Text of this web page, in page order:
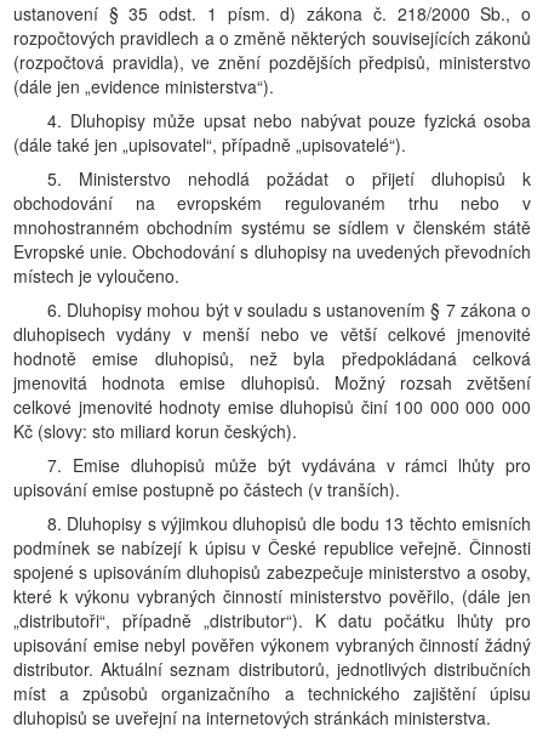
ustanovení § 35 odst. 1 písm. d) zákona č. 218/2000 Sb., o
rozpočtových pravidlech a o změně některých souvisejících zákonů
(rozpočtová pravidla), ve znění pozdějších předpisů, ministerstvo
(dále jen „evidence ministerstva“).
4. Dluhopisy může upsat nebo nabývat pouze fyzická osoba
(dále také jen „upisovatel“, případně „upisovatelé“).
5. Ministerstvo nehodlá požádat o přijetí dluhopisů k
obchodování na evropském regulovaném trhu nebo v
mnohostranném obchodním systému se sídlem v členském státě
Evropské unie. Obchodování s dluhopisy na uvedených převodních
místech je vyloučeno.
6. Dluhopisy mohou být v souladu s ustanovením § 7 zákona o
dluhopisech vydány v menší nebo ve větší celkové jmenovité
hodnotě emise dluhopisů, než byla předpokládaná celková
jmenovitá hodnota emise dluhopisů. Možný rozsah zvětšení
celkové jmenovité hodnoty emise dluhopisů činí 100 000 000 000
Kč (slovy: sto miliard korun českých).
7. Emise dluhopisů může být vydávána v rámci lhůty pro
upisování emise postupně po částech (v tranších).
8. Dluhopisy s výjimkou dluhopisů dle bodu 13 těchto emisních
podmínek se nabízejí k úpisu v České republice veřejně. Činnosti
spojené s upisováním dluhopisů zabezpečuje ministerstvo a osoby,
které k výkonu vybraných činností ministerstvo pověřilo, (dále jen
„distributoři“, případně „distributor“). K datu počátku lhůty pro
upisování emise nebyl pověřen výkonem vybraných činností žádný
distributor. Aktuální seznam distributorů, jednotlivých distribučních
míst a způsobů organizačního a technického zajištění úpisu
dluhopisů se uveřejní na internetových stránkách ministerstva.